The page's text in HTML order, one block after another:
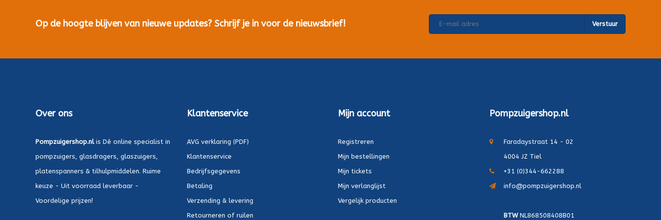
Op de hoogte blijven van nieuwe updates? Schrijf je in voor de nieuwsbrief! Verstuur
Over ons
Pompzuigershop.nlis Dé online specialist in
pompzuigers, glasdragers, glaszuigers,
platenspanners & tilhulpmiddelen. Ruime
keuze - Uit voorraad leverbaar -
Voordelige prijzen!
Klantenservice
AVG verklaring (PDF)
Klantenservice
Bedrijfsgegevens
Betaling
Verzending & levering
Retourneren of ruilen
Mijn account
Registreren
Mijn bestellingen
Mijn tickets
Mijn verlanglijst
Vergelijk producten
Pompzuigershop.nl
Faradaystraat 14 - 02
4004 JZ Tiel
+31 (0)344-662288
info@pompzuigershop.nl
BTWNL868508408B01